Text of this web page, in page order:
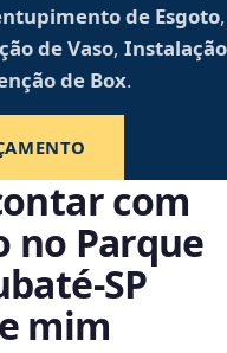
de Esgoto,
de Vaso, Instalação
de Box.
com
no Parque
mim